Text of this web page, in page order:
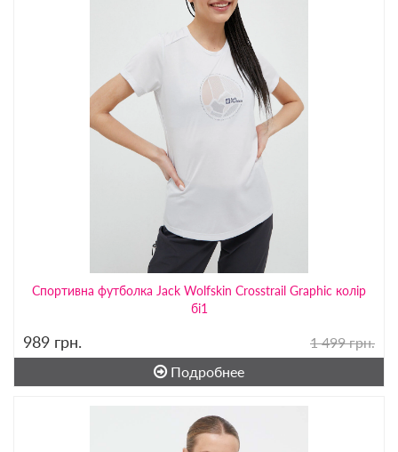
Спортивна футболка Jack Wolfskin Crosstrail Graphic колір
бі1
989 грн.
1 499 грн.
Подробнее